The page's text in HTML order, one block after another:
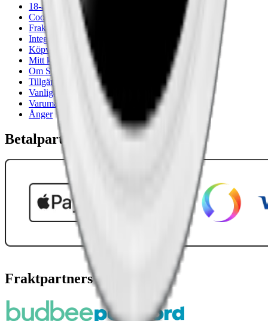
18-årsgräns
Cookiepolicy
Frakt- och leveransvillkor
Integritetspolicy
Köpvillkor
Mitt konto
Om Snuset.se
Tillgänglighetsredogörelse
Vanliga frågor
Varumärken
Ånger
Betalpartner
Fraktpartners